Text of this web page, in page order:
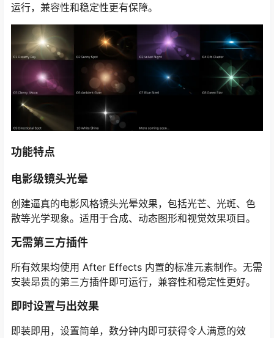
运行，兼容性和稳定性更有保障。
功能特点
电影级镜头光晕
创建逼真的电影风格镜头光晕效果，包括光芒、光斑、色
散等光学现象。适用于合成、动态图形和视觉效果项目。
无需第三方插件
所有效果均使用 After Effects 内置的标准元素制作。无需
安装昂贵的第三方插件即可运行，兼容性和稳定性更好。
即时设置与出效果
即装即用，设置简单，数分钟内即可获得令人满意的效